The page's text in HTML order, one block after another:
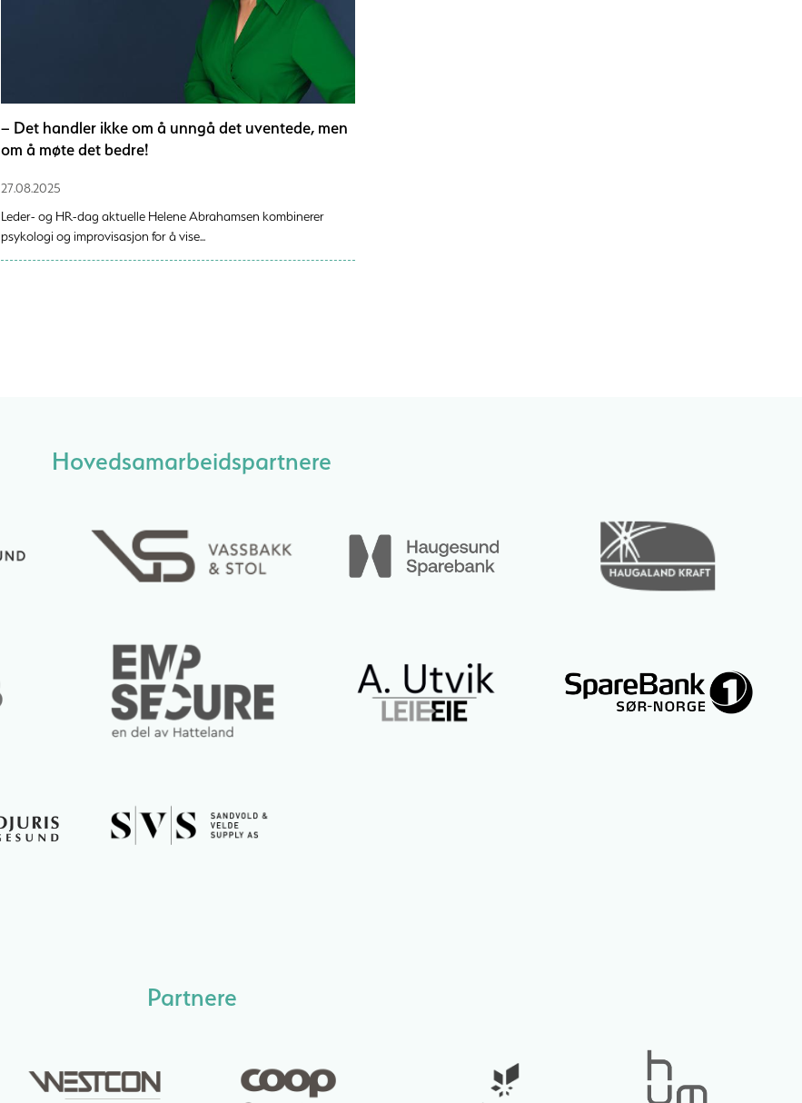
– Det handler ikke om å unngå det uventede, men
om å møte det bedre!
27.08.2025
Leder- og HR-dag aktuelle Helene Abrahamsen kombinerer
psykologi og improvisasjon for å vise...
Hovedsamarbeidspartnere
Partnere